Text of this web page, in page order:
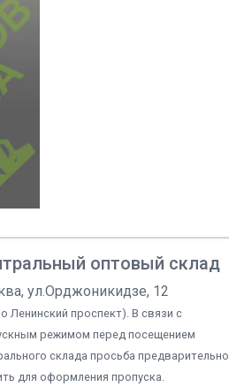
оптовый склад
ул.Орджоникидзе, 12
Ленинский проспект). В связи с
режимом перед посещением
склада просьба предварительно
для оформления пропуска.